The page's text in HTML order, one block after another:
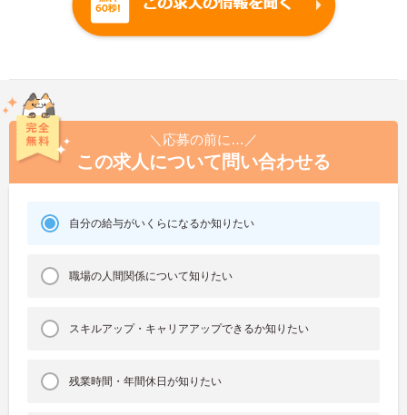
＼応募の前に…／
この求人について問い合わせる
自分の給与がいくらになるか知りたい
職場の人間関係について知りたい
スキルアップ・キャリアアップできるか知りたい
残業時間・年間休日が知りたい